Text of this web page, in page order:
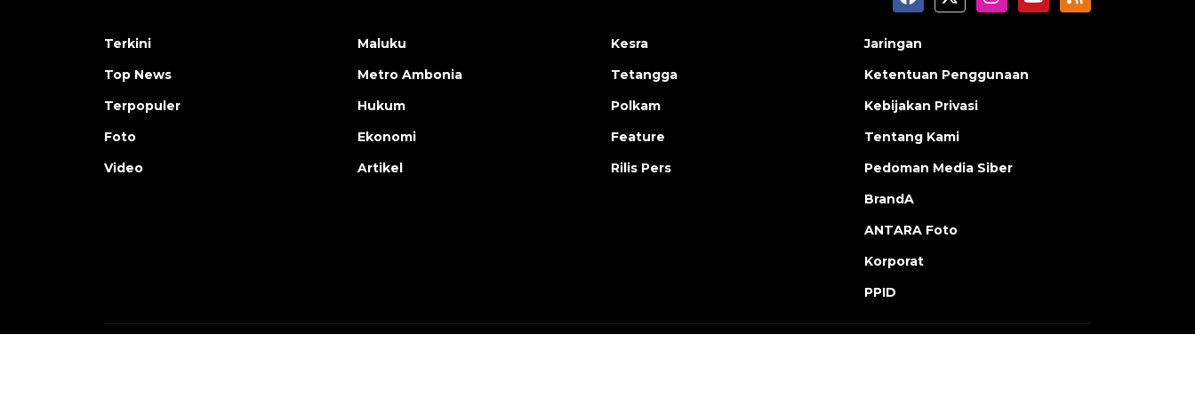
Terkini
Top News
Terpopuler
Foto
Video
Maluku
Metro Ambonia
Hukum
Ekonomi
Artikel
Kesra
Tetangga
Polkam
Feature
Rilis Pers
Jaringan
Ketentuan Penggunaan
Kebijakan Privasi
Tentang Kami
Pedoman Media Siber
BrandA
ANTARA Foto
Korporat
PPID